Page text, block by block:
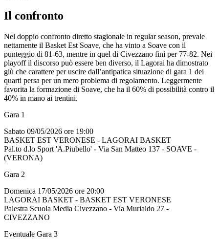
Il confronto
Nel doppio confronto diretto stagionale in regular season, prevale
nettamente il Basket Est Soave, che ha vinto a Soave con il
punteggio di 81-63, mentre in quel di Civezzano finì per 77-82. Nei
playoff il discorso può essere ben diverso, il Lagorai ha dimostrato
giù che carattere per uscire dall’antipatica situazione di gara 1 dei
quarti persa per un mero problema di regolamento. Leggermente
favorita la formazione di Soave, che ha il 60% di possibilità contro il
40% in mano ai trentini.
Gara 1
Sabato 09/05/2026 ore 19:00
BASKET EST VERONESE - LAGORAI BASKET
Pal.to d.lo Sport 'A.Piubello' - Via San Matteo 137 - SOAVE -
(VERONA)
Gara 2
Domenica 17/05/2026 ore 20:00
LAGORAI BASKET - BASKET EST VERONESE
Palestra Scuola Media Civezzano - Via Murialdo 27 -
CIVEZZANO
Eventuale Gara 3